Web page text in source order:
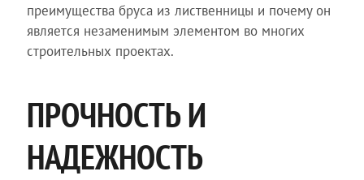
преимущества бруса из лиственницы и почему он
является незаменимым элементом во многих
строительных проектах.
ПРОЧНОСТЬ И
НАДЕЖНОСТЬ